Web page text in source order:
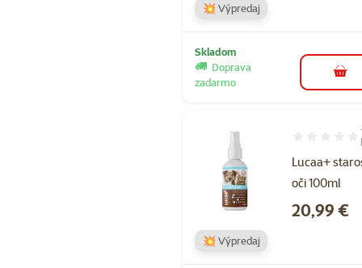
💥 Výpredaj
Skladom
Doprava
zadarmo
do
Lucaa+
oči 100ml
Hodnotenie
Cena
20,99 €
💥 Výpredaj